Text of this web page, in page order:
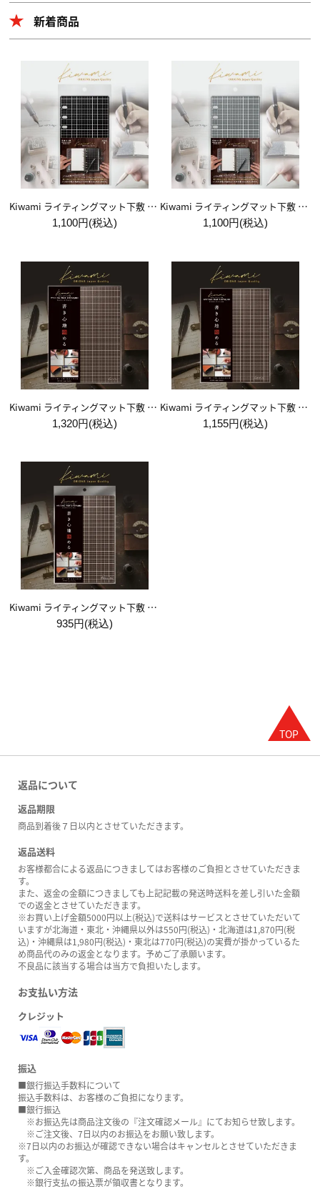
新着商品
Kiwami ライティングマット下敷 システム手帳バイブルサイズ【黒】
1,100円(税込)
Kiwami ライティングマット下敷 システム手帳バイブルサイズ【月影】
1,100円(税込)
Kiwami ライティングマット下敷 A4+【ブラウン&キャメル】
1,320円(税込)
Kiwami ライティングマット下敷 B5+【ブラウン&キャメル】
1,155円(税込)
Kiwami ライティングマット下敷 A5【ブラウン&キャメル】
935円(税込)
返品について
返品期限
商品到着後７日以内とさせていただきます。
返品送料
お客様都合による返品につきましてはお客様のご負担とさせていただきま
す。
また、返金の金額につきましても上記記載の発送時送料を差し引いた金額
での返金とさせていただきます。
※お買い上げ金額5000円以上(税込)で送料はサービスとさせていただいて
いますが北海道・東北・沖縄県以外は550円(税込)・北海道は1,870円(税
込)・沖縄県は1,980円(税込)・東北は770円(税込)の実費が掛かっているた
め商品代のみの返金となります。予めご了承願います。
不良品に該当する場合は当方で負担いたします。
お支払い方法
クレジット
振込
■銀行振込手数料について
振込手数料は、お客様のご負担になります。
■銀行振込
※お振込先は商品注文後の『注文確認メール』にてお知らせ致します。
※ご注文後、7日以内のお振込をお願い致します。
※7日以内のお振込が確認できない場合はキャンセルとさせていただきま
す。
※ご入金確認次第、商品を発送致します。
※銀行支払の振込票が領収書となります。